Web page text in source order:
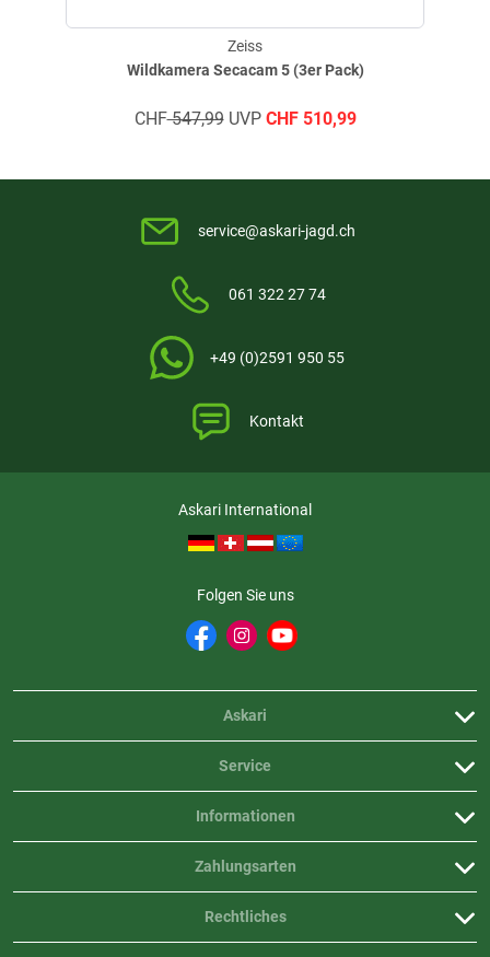
Wildkamera Secacam 5 (3er Pack)
Zeiss
CHF547,99UVP CHF510,99
service@askari-jagd.ch
061 322 27 74
+49 (0)2591 950 55
Kontakt
Askari International
Folgen Sie uns
Askari
Service
Informationen
Rechtliches
Zahlungsarten